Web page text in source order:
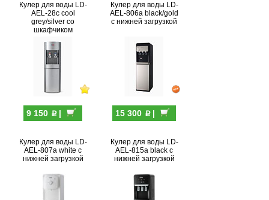
Кулер для воды LD-
AEL-28c cool
grey/silver со
шкафчиком
9 150 p|
Кулер для воды LD-
AEL-806a black/gold
с нижней загрузкой
15 300 p|
Кулер для воды LD-
AEL-807a white с
нижней загрузкой
Кулер для воды LD-
AEL-815a black с
нижней загрузкой